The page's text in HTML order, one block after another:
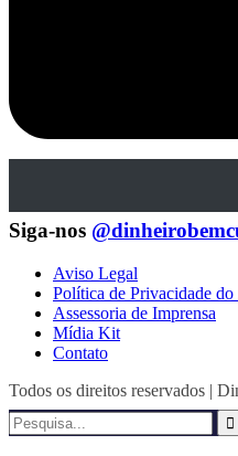
Siga-nos
Aviso Legal
Política de Privacidade
Assessoria de Imprensa
Mídia Kit
Contato
Todos os direitos reservados |